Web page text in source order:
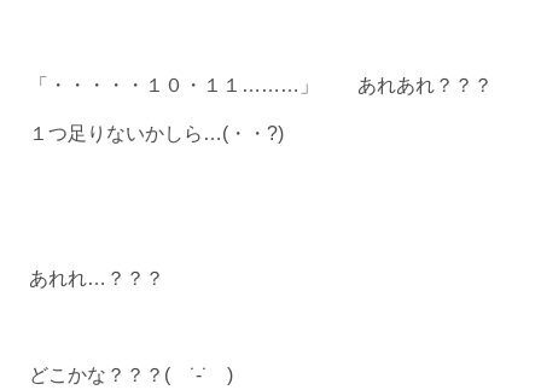
「・・・・・１０・１１………」 あれあれ？？？
１つ足りないかしら…(・・?)
あれれ…？？？
どこかな？？？( ˙-˙ )